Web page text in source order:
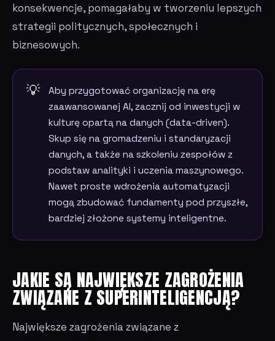
konsekwencje, pomagałaby w tworzeniu lepszych
strategii politycznych, społecznych i
biznesowych.
Aby przygotować organizację na erę
zaawansowanej AI, zacznij od inwestycji w
kulturę opartą na danych (data-driven).
Skup się na gromadzeniu i standaryzacji
danych, a także na szkoleniu zespołów z
podstaw analityki i uczenia maszynowego.
Nawet proste wdrożenia automatyzacji
mogą zbudować fundamenty pod przyszłe,
bardziej złożone systemy inteligentne.
JAKIE SĄ NAJWIĘKSZE ZAGROŻENIA
ZWIĄZANE Z SUPERINTELIGENCJĄ?
Największe zagrożenia związane z